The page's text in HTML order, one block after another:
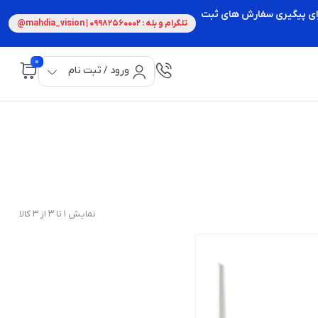
پیگیری سفارش های ثبت
تلگرام و بله : 09982560002 | mahdia_vision@
ورود / ثبت نام
0
نمایش 1 تا 3 از 3 کالا